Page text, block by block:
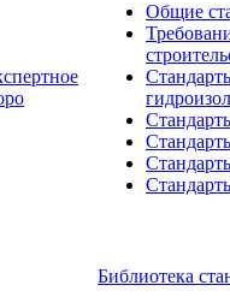
Общие
Библиотека